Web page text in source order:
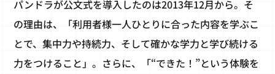
パンドラが公文式を導入したのは2013年12月から。そ
の理由は、「利用者様一人ひとりに合った内容を学ぶこ
とで、集中力や持続力、そして確かな学力と学び続ける
力をつけること」。さらに、「“できた！”という体験を